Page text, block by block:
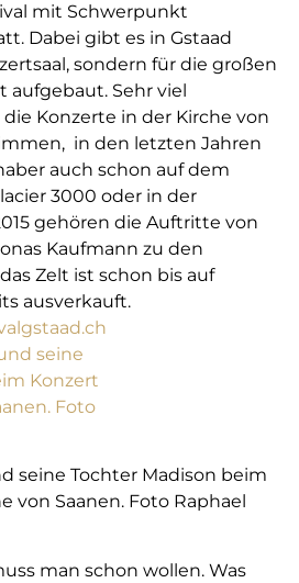
mit Schwerpunkt
Dabei gibt es in Gstaad
sondern für die großen
aufgebaut. Sehr viel
Konzerte in der Kirche von
in den letzten Jahren
auch schon auf dem
3000 oder in der
gehören die Auftritte von
Kaufmann zu den
Zelt ist schon bis auf
ausverkauft.
seine Tochter Madison beim
von Saanen. Foto Raphael
man schon wollen. Was